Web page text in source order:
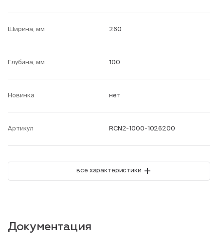
Ширина, мм 260
Глубина, мм 100
Новинка нет
Артикул RCN2-1000-1026200
все характеристики +
Документация